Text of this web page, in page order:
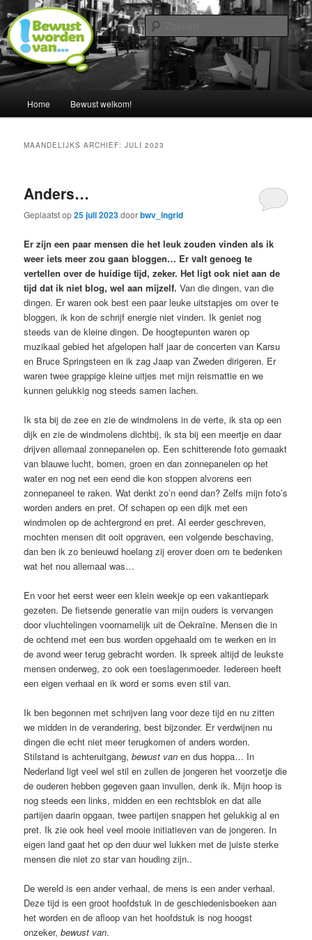
naar
de
primaire
inhoud
naar
de
secundaire
inhoudNederland bewust maken van…
Een blog door Ingrid Albers
Home Bewust welkom!
MAANDELIJKS ARCHIEF:JULI 2023
Anders…
Geplaatst op25 juli 2023doorbwv_ingrid
Er zijn een paar mensen die het leuk zouden vinden als ik
weer iets meer zou gaan bloggen… Er valt genoeg te
vertellen over de huidige tijd, zeker. Het ligt ook niet aan de
tijd dat ik niet blog, wel aan mijzelf.Van die dingen, van die
dingen. Er waren ook best een paar leuke uitstapjes om over te
bloggen, ik kon de schrijf energie niet vinden. Ik geniet nog
steeds van de kleine dingen. De hoogtepunten waren op
muzikaal gebied het afgelopen half jaar de concerten van Karsu
en Bruce Springsteen en ik zag Jaap van Zweden dirigeren. Er
waren twee grappige kleine uitjes met mijn reismattie en we
kunnen gelukkig nog steeds samen lachen.
Ik sta bij de zee en zie de windmolens in de verte, ik sta op een
dijk en zie de windmolens dichtbij, ik sta bij een meertje en daar
drijven allemaal zonnepanelen op. Een schitterende foto gemaakt
van blauwe lucht, bomen, groen en dan zonnepanelen op het
water en nog net een eend die kon stoppen alvorens een
zonnepaneel te raken. Wat denkt zo’n eend dan? Zelfs mijn foto’s
worden anders en pret. Of schapen op een dijk met een
windmolen op de achtergrond en pret. Al eerder geschreven,
mochten mensen dit ooit opgraven, een volgende beschaving,
dan ben ik zo benieuwd hoelang zij erover doen om te bedenken
wat het nou allemaal was…
En voor het eerst weer een klein weekje op een vakantiepark
gezeten. De fietsende generatie van mijn ouders is vervangen
door vluchtelingen voornamelijk uit de Oekraïne. Mensen die in
de ochtend met een bus worden opgehaald om te werken en in
de avond weer terug gebracht worden. Ik spreek altijd de leukste
mensen onderweg, zo ook een toeslagenmoeder. Iedereen heeft
een eigen verhaal en ik word er soms even stil van.
Ik ben begonnen met schrijven lang voor deze tijd en nu zitten
we midden in de verandering, best bijzonder. Er verdwijnen nu
dingen die echt niet meer terugkomen of anders worden.
Stilstand is achteruitgang,bewust van en dus hoppa… In
Nederland ligt veel wel stil en zullen de jongeren het voorzetje die
de ouderen hebben gegeven gaan invullen, denk ik. Mijn hoop is
nog steeds een links, midden en een rechtsblok en dat alle
partijen daarin opgaan, twee partijen snappen het gelukkig al en
pret. Ik zie ook heel veel mooie initiatieven van de jongeren. In
eigen land gaat het op den duur wel lukken met de juiste sterke
mensen die niet zo star van houding zijn..
De wereld is een ander verhaal, de mens is een ander verhaal.
Deze tijd is een groot hoofdstuk in de geschiedenisboeken aan
het worden en de afloop van het hoofdstuk is nog hoogst
onzeker,bewust van.